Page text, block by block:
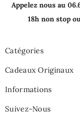
Appelez nous au
18h non stop
Catégories
Cadeaux Originaux
Informations
Suivez-Nous